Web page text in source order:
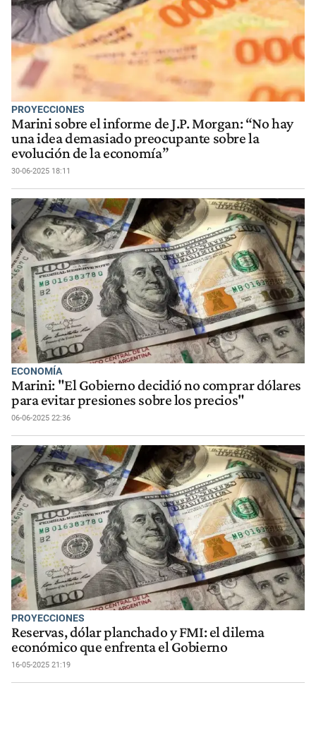
PROYECCIONES
Marini sobre el informe de J.P. Morgan: “No hay
una idea demasiado preocupante sobre la
evolución de la economía”
30-06-2025 18:11
ECONOMÍA
Marini: "El Gobierno decidió no comprar dólares
para evitar presiones sobre los precios"
06-06-2025 22:36
PROYECCIONES
Reservas, dólar planchado y FMI: el dilema
económico que enfrenta el Gobierno
16-05-2025 21:19